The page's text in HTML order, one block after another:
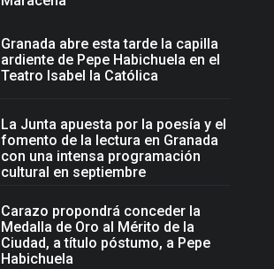
Granada abre esta tarde la capilla
ardiente de Pepe Habichuela en el
Teatro Isabel la Católica
La Junta apuesta por la poesía y el
fomento de la lectura en Granada
con una intensa programación
cultural en septiembre
Carazo propondrá conceder la
Medalla de Oro al Mérito de la
Ciudad, a título póstumo, a Pepe
Habichuela